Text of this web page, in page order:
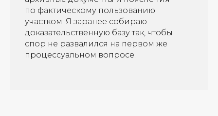
по фактическому пользованию
участком. Я заранее собираю
доказательственную базу так, чтобы
спор не развалился на первом же
процессуальном вопросе.